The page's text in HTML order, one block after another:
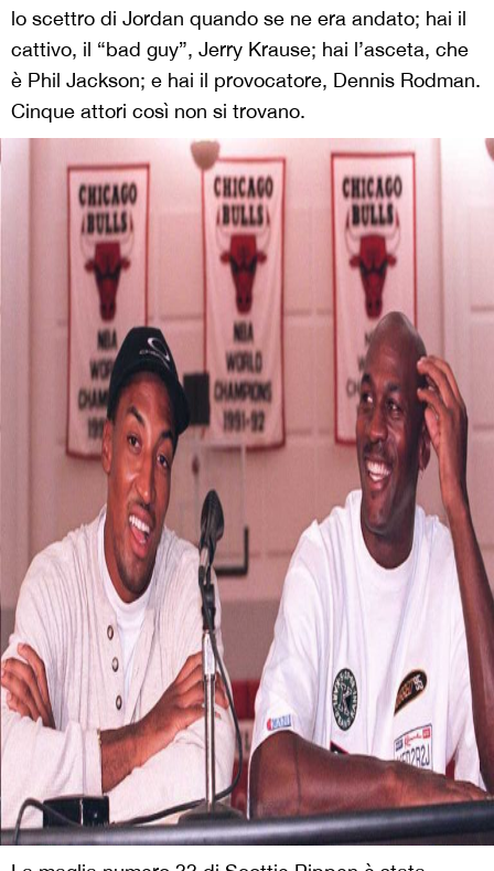
lo scettro di Jordan quando se ne era andato; hai il
cattivo, il “bad guy”, Jerry Krause; hai l’asceta, che
è Phil Jackson; e hai il provocatore, Dennis Rodman.
Cinque attori così non si trovano.